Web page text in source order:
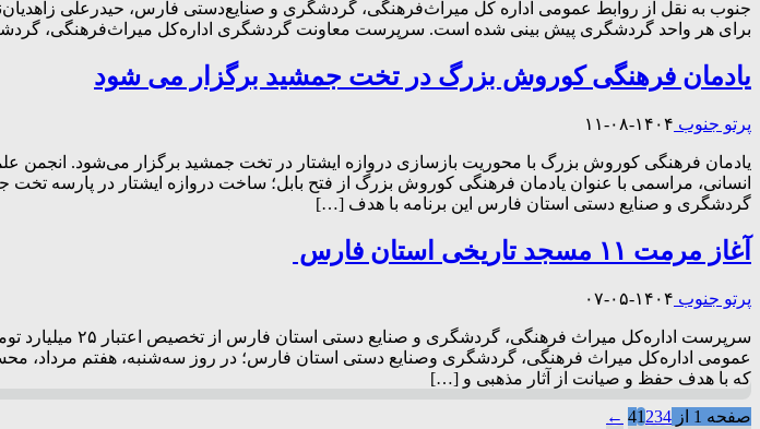
برای هر واحد گردشگری پیش بینی شده است. سرپرست معاونت گردشگری اداره‌کل میراث‌فرهنگی،
یادمان فرهنگی کوروش بزرگ در تخت جمشید برگزار می شود
پرتو جنوب ۱۴۰۴-۰۸-۱۱
یادمان فرهنگی کوروش بزرگ با محوریت بازسازی دروازه ایشتار در تخت جمشید برگزار می‌شود. انجمن
انسانی، مراسمی با عنوان یادمان فرهنگی کوروش بزرگ از فتح بابل؛ ساخت دروازه ایشتار در پارسه
گردشگری و صنایع دستی استان فارس این برنامه با هدف […]
آغاز مرمت ۱۱ مسجد تاریخی استان فارس
پرتو جنوب ۱۴۰۴-۰۵-۰۷
عمومی اداره‌کل میراث فرهنگی، گردشگری وصنایع دستی استان فارس؛ در روز سه‌شنبه، هفتم مرداد،
که با هدف حفظ و صیانت از آثار مذهبی و […]
صفحه 1 از 4 1234
←